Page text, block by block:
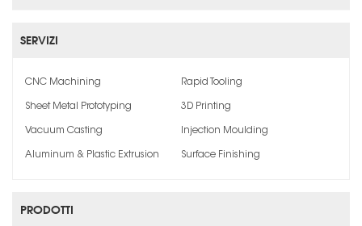
SERVIZI
CNC Machining Rapid Tooling
Sheet Metal Prototyping 3D Printing
Vacuum Casting Injection Moulding
Aluminum & Plastic Extrusion Surface Finishing
PRODOTTI